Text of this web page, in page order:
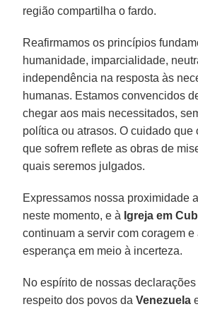
região compartilha o fardo.
Reafirmamos os princípios
humanidade, imparcialidade,
independência na resposta às
humanas. Estamos convencidos
chegar aos mais necessitados,
política ou atrasos. O cuidado que
que sofrem reflete as obras de
quais seremos julgados.
Expressamos nossa proximidade
neste momento, e à Igreja em
continuam a servir com coragem e
esperança em meio à incerteza.
No espírito de nossas
respeito dos povos daVenezuela